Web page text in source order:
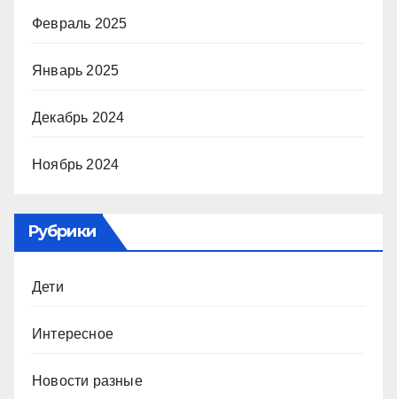
Февраль 2025
Январь 2025
Декабрь 2024
Ноябрь 2024
Рубрики
Дети
Интересное
Новости разные